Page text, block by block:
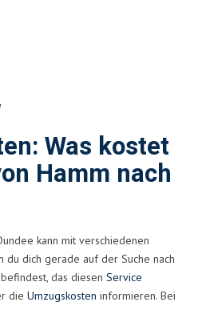
Was kostet
Hamm nach
kann mit verschiedenen
du dich gerade auf der Suche nach
befindest, das diesen Service
die Umzugskosten informieren. Bei